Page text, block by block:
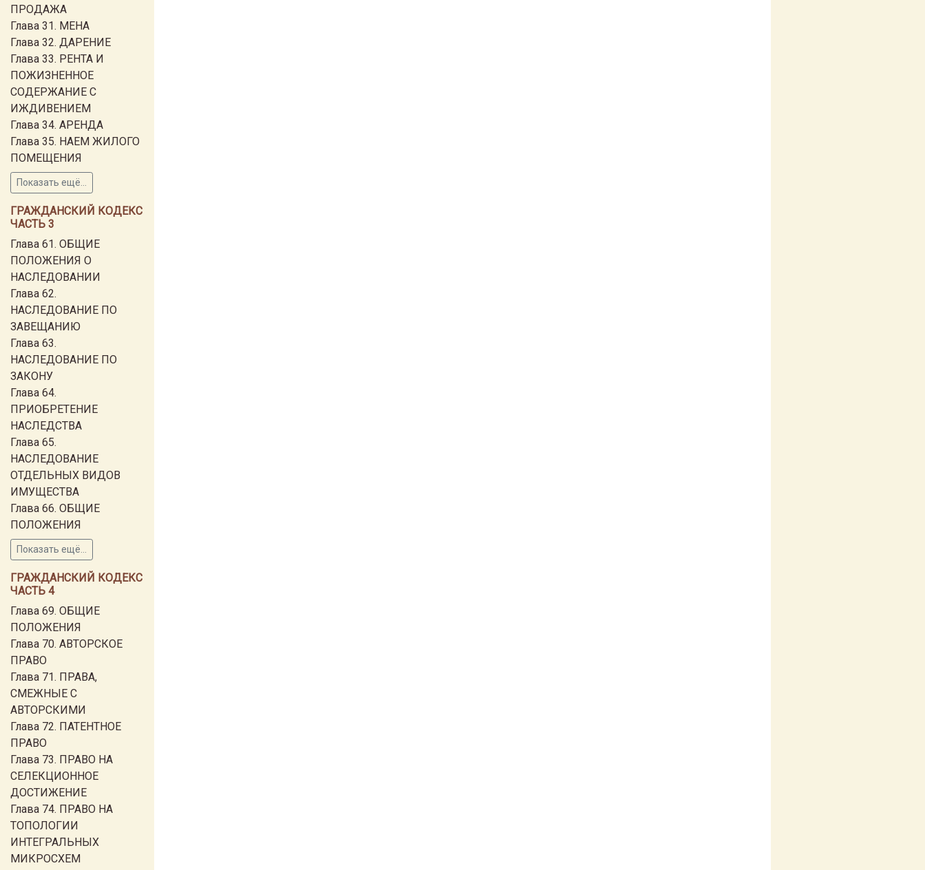
ПРОДАЖА
Глава 31. МЕНА
Глава 32. ДАРЕНИЕ
Глава 33. РЕНТА И
ПОЖИЗНЕННОЕ
СОДЕРЖАНИЕ С
ИЖДИВЕНИЕМ
Глава 34. АРЕНДА
Глава 35. НАЕМ ЖИЛОГО
ПОМЕЩЕНИЯ
Показать ещё...
ГРАЖДАНСКИЙ КОДЕКС
ЧАСТЬ 3
Глава 61. ОБЩИЕ
ПОЛОЖЕНИЯ О
НАСЛЕДОВАНИИ
Глава 62.
НАСЛЕДОВАНИЕ ПО
ЗАВЕЩАНИЮ
Глава 63.
НАСЛЕДОВАНИЕ ПО
ЗАКОНУ
Глава 64.
ПРИОБРЕТЕНИЕ
НАСЛЕДСТВА
Глава 65.
НАСЛЕДОВАНИЕ
ОТДЕЛЬНЫХ ВИДОВ
ИМУЩЕСТВА
Глава 66. ОБЩИЕ
ПОЛОЖЕНИЯ
Показать ещё...
ГРАЖДАНСКИЙ КОДЕКС
ЧАСТЬ 4
Глава 69. ОБЩИЕ
ПОЛОЖЕНИЯ
Глава 70. АВТОРСКОЕ
ПРАВО
Глава 71. ПРАВА,
СМЕЖНЫЕ С
АВТОРСКИМИ
Глава 72. ПАТЕНТНОЕ
ПРАВО
Глава 73. ПРАВО НА
СЕЛЕКЦИОННОЕ
ДОСТИЖЕНИЕ
Глава 74. ПРАВО НА
ТОПОЛОГИИ
ИНТЕГРАЛЬНЫХ
МИКРОСХЕМ